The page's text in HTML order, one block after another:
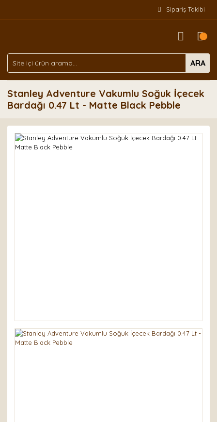
Sipariş Takibi
ARA
Stanley Adventure Vakumlu Soğuk İçecek
Bardağı 0.47 Lt - Matte Black Pebble